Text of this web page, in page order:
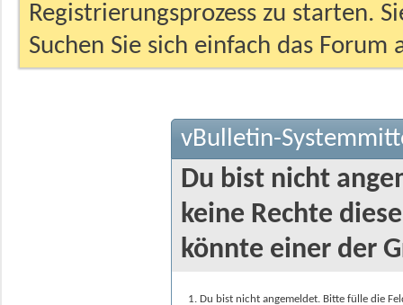
Registrierungsprozess zu starten.
Suchen Sie sich einfach das
vBulletin-
Du bist nicht
keine Rechte
könnte einer der
Du bist nicht angemeldet. Bitte fülle die